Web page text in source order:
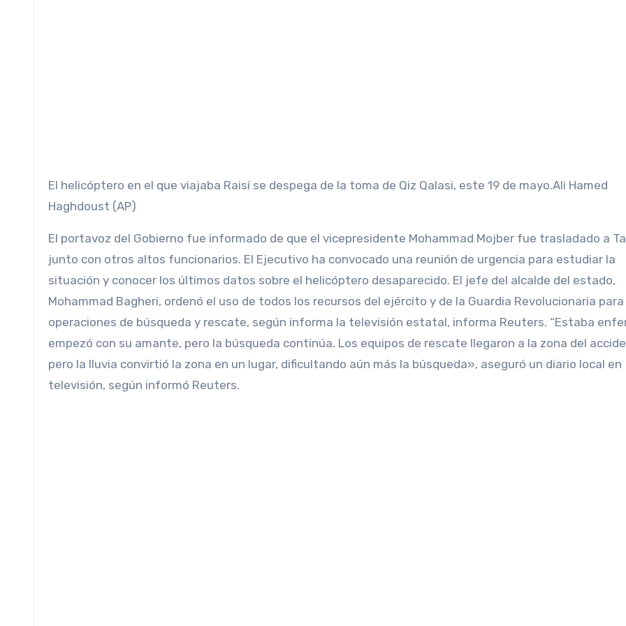
El helicóptero en el que viajaba Raisí se despega de la toma de Qiz Qalasi, este 19 de mayo.Ali Hamed
Haghdoust (AP)
El portavoz del Gobierno fue informado de que el vicepresidente Mohammad Mojber fue trasladado a
junto con otros altos funcionarios. El Ejecutivo ha convocado una reunión de urgencia para estudiar la
situación y conocer los últimos datos sobre el helicóptero desaparecido. El jefe del alcalde del estado,
Mohammad Bagheri, ordenó el uso de todos los recursos del ejército y de la Guardia Revolucionaria para
operaciones de búsqueda y rescate, según informa la televisión estatal, informa Reuters. “Estaba
empezó con su amante, pero la búsqueda continúa. Los equipos de rescate llegaron a la zona del
pero la lluvia convirtió la zona en un lugar, dificultando aún más la búsqueda», aseguró un diario local en
televisión, según informó Reuters.